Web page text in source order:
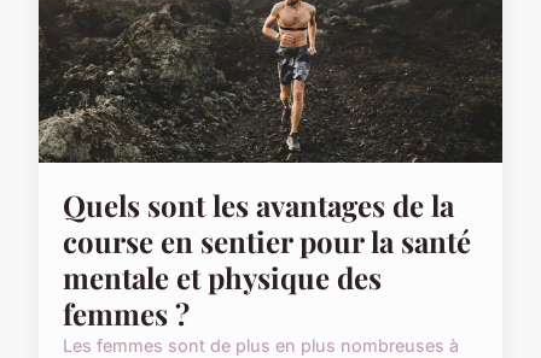
Quels sont les avantages de la
course en sentier pour la santé
mentale et physique des
femmes ?
Les femmes sont de plus en plus nombreuses à